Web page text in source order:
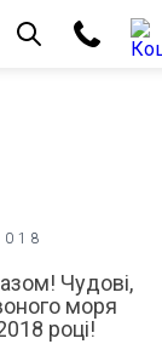
Чудові,
моря
році!